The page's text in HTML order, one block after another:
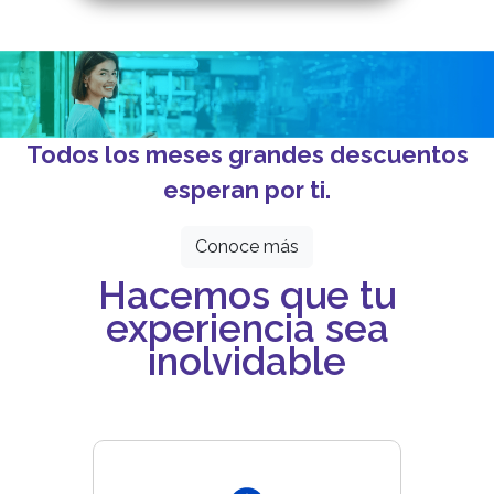
Todos los meses grandes descuentos
esperan por ti.
Conoce más
Hacemos que tu
experiencia sea
inolvidable